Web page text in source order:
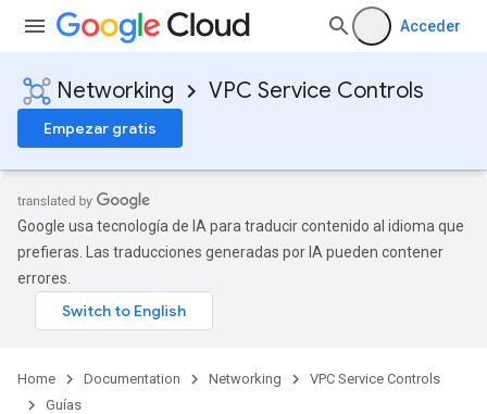
Acceder
Networking VPC Service Controls
Empezar gratis
Google usa tecnología de IA para traducir contenido al idioma que
prefieras. Las traducciones generadas por IA pueden contener
errores.
Home Documentation Networking
VPC Service Controls
Guías